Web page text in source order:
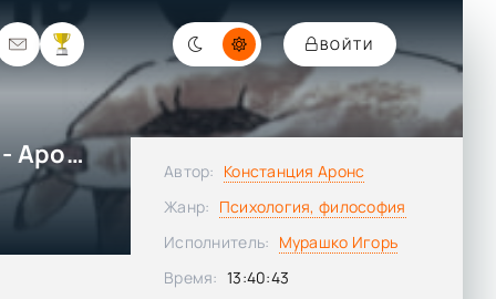
ВОЙТИ
Развод: крах или новая жизнь - Аронс Констанция
Автор: Констанция Аронс
Жанр: Психология, философия
Исполнитель: Мурашко Игорь
Время: 13:40:43